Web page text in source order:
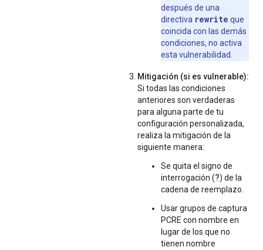
después de una
directiva rewrite que
coincida con las demás
condiciones, no activa
esta vulnerabilidad.
Mitigación (si es vulnerable):
Si todas las condiciones
anteriores son verdaderas
para alguna parte de tu
configuración personalizada,
realiza la mitigación de la
siguiente manera:
Se quita el signo de
interrogación (?) de la
cadena de reemplazo.
Usar grupos de captura
PCRE con nombre en
lugar de los que no
tienen nombre